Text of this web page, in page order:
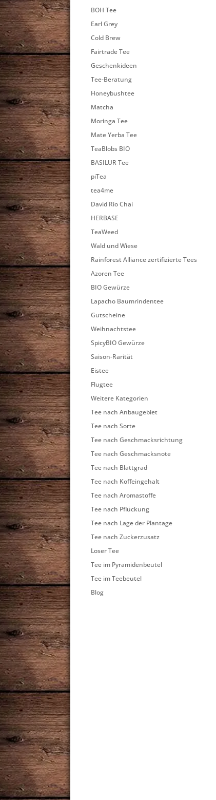
BOH Tee
Earl Grey
Cold Brew
Fairtrade Tee
Geschenkideen
Tee-Beratung
Honeybushtee
Matcha
Moringa Tee
Mate Yerba Tee
TeaBlobs BIO
BASILUR Tee
piTea
tea4me
David Rio Chai
HERBASE
TeaWeed
Wald und Wiese
Rainforest Alliance zertifizierte Tees
Azoren Tee
BIO Gewürze
Lapacho Baumrindentee
Gutscheine
Weihnachtstee
SpicyBIO Gewürze
Saison-Rarität
Eistee
Flugtee
Weitere Kategorien
Tee nach Anbaugebiet
Tee nach Sorte
Tee nach Geschmacksrichtung
Tee nach Geschmacksnote
Tee nach Blattgrad
Tee nach Koffeingehalt
Tee nach Aromastoffe
Tee nach Pflückung
Tee nach Lage der Plantage
Tee nach Zuckerzusatz
Loser Tee
Tee im Pyramidenbeutel
Tee im Teebeutel
Blog